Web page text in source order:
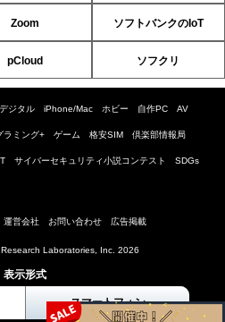
Zoom ソフトバンクのIoT
pCloud ソフクリ
デジタル iPhone/Mac ホビー 自作PC AV
ラミング+ ゲーム 格安SIM 倶楽部情報局
サイバーセキュリティ小説コンテスト SDGs
運営会社 お問い合わせ 広告掲載
Laboratories, Inc. 2026
表示形式
スマートフォン